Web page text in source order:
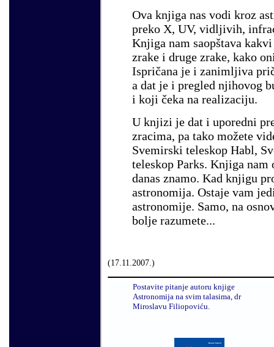
Ova knjiga nas vodi kroz
preko X, UV, vidljivih,
Knjiga nam saopštava
zrake i druge zrake, kako
Ispričana je i zanimljiva
a dat je i pregled njihovog
i koji čeka na realizaciju.
U knjizi je dat i uporedni
zracima, pa tako možete
Svemirski teleskop Habl,
teleskop Parks. Knjiga
danas znamo. Kad knjigu
astronomija. Ostaje vam
astronomije. Samo, na
bolje razumete...
(17.11.2007.)
Postavite pitanje autoru knjige
Astronomija na svim talasima, dr
Miroslavu Filiopoviću.